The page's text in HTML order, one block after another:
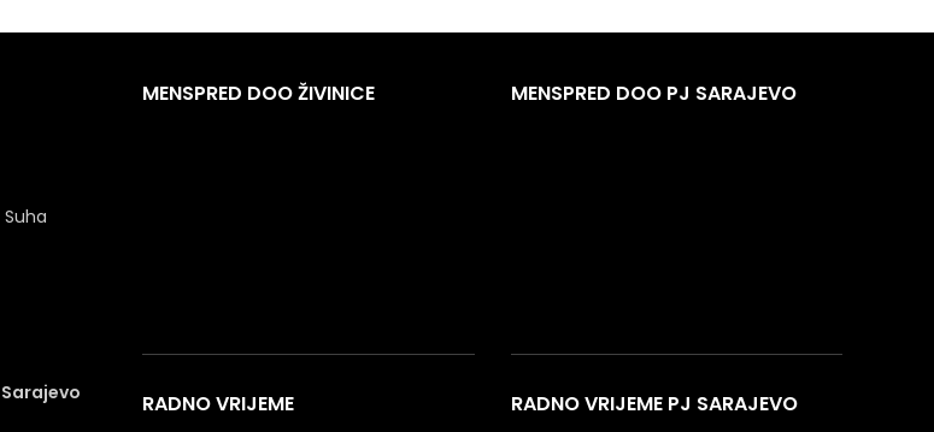
MENSPRED DOO ŽIVINICE
RADNO VRIJEME
MENSPRED DOO PJ SARAJEVO
RADNO VRIJEME PJ SARAJEVO